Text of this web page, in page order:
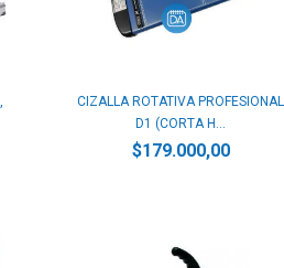
CIZALLA ROTATIVA PROFESIONAL
D1 (CORTA H...
$179.000,00